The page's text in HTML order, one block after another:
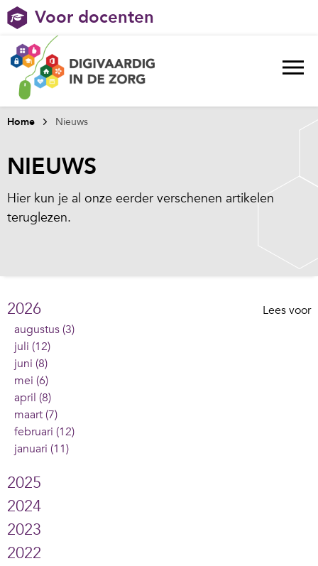
Voor docenten
Home Nieuws
NIEUWS
Hier kun je al onze eerder verschenen artikelen
teruglezen.
Lees voor
2026
augustus (3)
juli (12)
juni (8)
mei (6)
april (8)
maart (7)
februari (12)
januari (11)
2025
2024
2023
2022